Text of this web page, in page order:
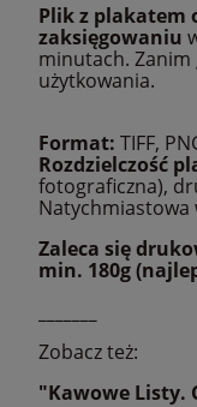
Plik z plakatem
zaksięgowaniu
minutach. Zanim
użytkowania.
Format: TIFF,
Rozdzielczość
fotograficzna),
Natychmiastowa
Zaleca się
min. 180g
Zobacz też:
"Kawowe Listy.